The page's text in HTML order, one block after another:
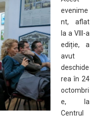
evenime
nt, aflat
la a VIII-a
ediție, a
avut
deschide
rea în 24
octombri
e, la
Centrul